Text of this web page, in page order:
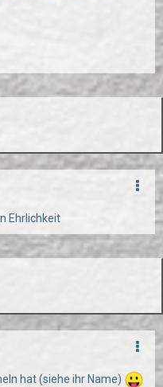
Ehrlichkeit
hat (siehe ihr Name)